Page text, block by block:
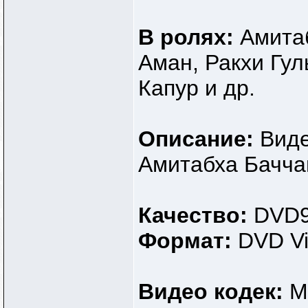
В ролях:
Аман, Ракхи
Капур и др.
Описание:
Амитабха
Качество:
Формат: DVD
Видео кодек: